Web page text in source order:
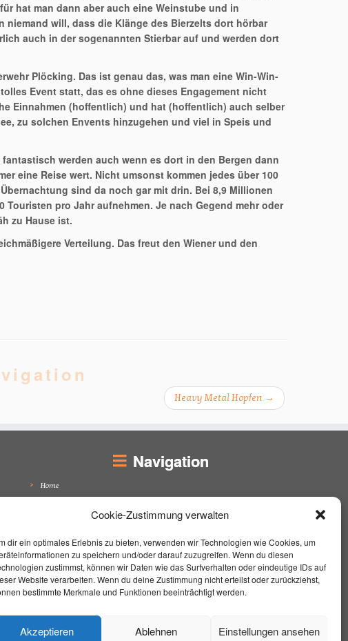
Cookie-Zustimmung verwalten
dir ein optimales Erlebnis zu bieten, verwenden wir Technologien wie Cookies, um
zu speichern und/oder darauf zuzugreifen. Wenn du diesen
zustimmst, können wir Daten wie das Surfverhalten oder eindeutige IDs auf
Website verarbeiten. Wenn du deine Zustimmung nicht erteilst oder zurückziehst,
bestimmte Merkmale und Funktionen beeinträchtigt werden.
Akzeptieren Ablehnen Einstellungen ansehen
hat man dann aber auch eine Weinstube und in
will, dass die Klänge des Bierzelts dort hörbar
auch in der sogenannten Stierbar auf und werden dort
Plöcking. Das ist genau das, was man eine Win-Win-
Event statt, das es ohne dieses Engagement nicht
Einnahmen (hoffentlich) und hat (hoffentlich) auch selber
zu solchen Envents hinzugehen und viel in Speis und
werden auch wenn es dort in den Bergen dann
eine Reise wert. Nicht umsonst kommen jedes über 100
sind da noch gar mit drin. Bei 8,9 Millionen
pro Jahr aufnehmen. Je nach Gegend mehr oder
zu Hause ist.
Verteilung. Das freut den Wiener und den
Heavy Metal Hopfen →
Navigation
Home
Live On Stage
Kontakt / Impressum
Aktuelles
FAQ
Cookie-Richtlinie (EU)